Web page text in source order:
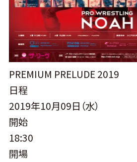
ア
公
式
サ
イ
ト
PREMIUM PRELUDE 2019
日程
2019年10月09日（水）
開始
18:30
開場